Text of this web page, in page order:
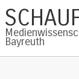
Bayreuth